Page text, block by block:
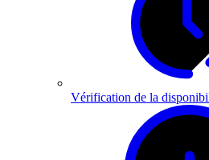
Vérification de la